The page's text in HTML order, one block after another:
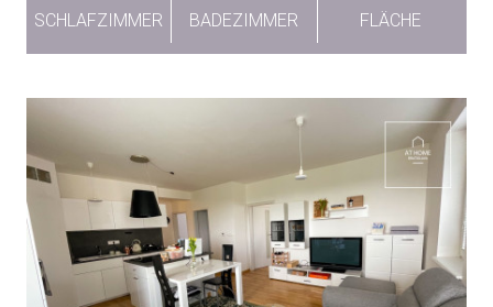
SCHLAFZIMMER
BADEZIMMER
FLÄCHE